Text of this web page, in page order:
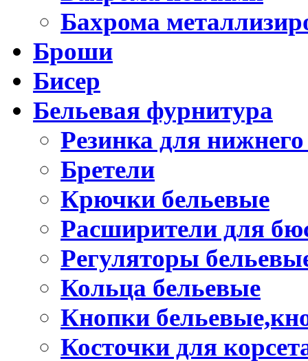
Бахрома
Броши
Бисер
Бельевая фурнитура
Резинка для
Бретели
Крючки бельевые
Расширители для
Регуляторы
Кольца бельевые
Кнопки
Косточки для